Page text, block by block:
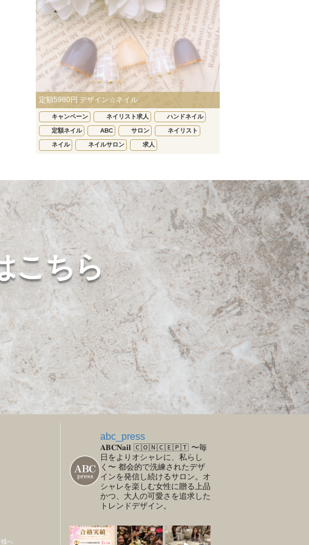
定額5980円 デザイン☆ネイル
キャンペーン ネイリスト求人 ハンドネイル
定額ネイル ABC サロン ネイリスト
ネイル ネイルサロン 求人
こちら
へ
abc_press
𝐀𝐁𝐂𝐍𝐚𝐢𝐥 🄲🄾🄽🄲🄴🄿🅃 〜毎
日をよりオシャレに、私らし
く〜 都会的で洗練されたデザ
インを発信し続けるサロン。オ
シャレを楽しむ女性に贈る上品
かつ、大人の可愛さを追求した
トレンドデザイン。